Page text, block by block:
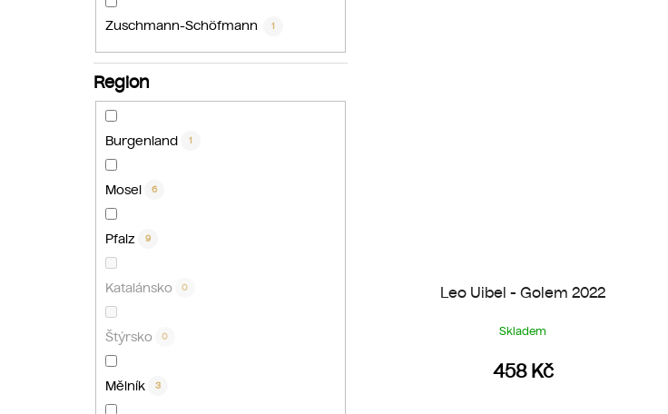
Zuschmann-Schöfmann 1
Region
Burgenland 1
Mosel 6
Pfalz 9
Katalánsko 0
Štýrsko 0
Mělník 3
Leo Uibel - Golem 2022
Skladem
458 Kč